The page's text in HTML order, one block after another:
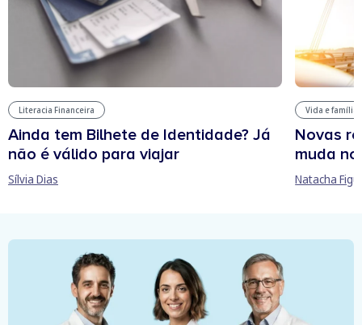
Literacia Financeira
Ainda tem Bilhete de Identidade? Já
não é válido para viajar
Sílvia Dias
Vida e família
Novas
muda
Natacha